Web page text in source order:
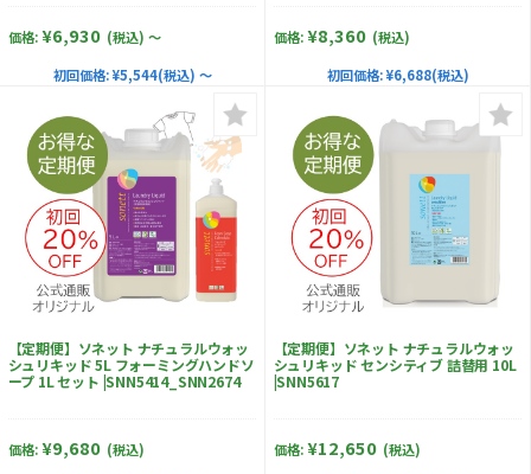
価格: ¥6,930 (税込) ～
初回価格: ¥5,544(税込) ～
価格: ¥8,360 (税込)
初回価格: ¥6,688(税込)
【定期便】ソネット ナチュラルウォッ
シュリキッド 5L フォーミングハンドソ
ープ 1L セット |SNN5414_SNN2674
価格: ¥9,680 (税込)
【定期便】ソネット ナチュラルウォッ
シュリキッド センシティブ 詰替用 10L
|SNN5617
価格: ¥12,650 (税込)